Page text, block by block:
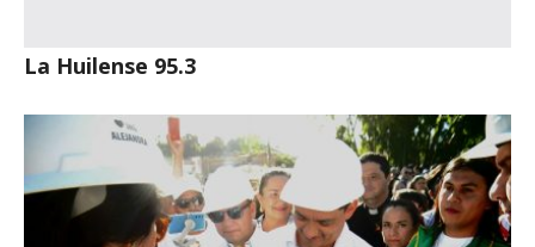
La Huilense 95.3